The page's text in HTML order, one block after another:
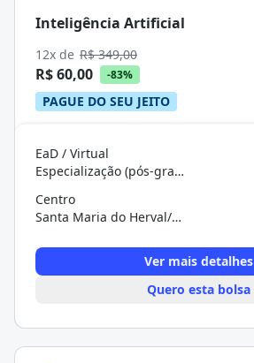
Inteligência Artificial
12x de R$ 349,00
R$ 60,00 -83%
PAGUE DO SEU JEITO
EaD / Virtual
Especialização (pós-graduação)
Centro
Santa Maria do Herval/RS
Ver mais detalhes
Quero esta bolsa